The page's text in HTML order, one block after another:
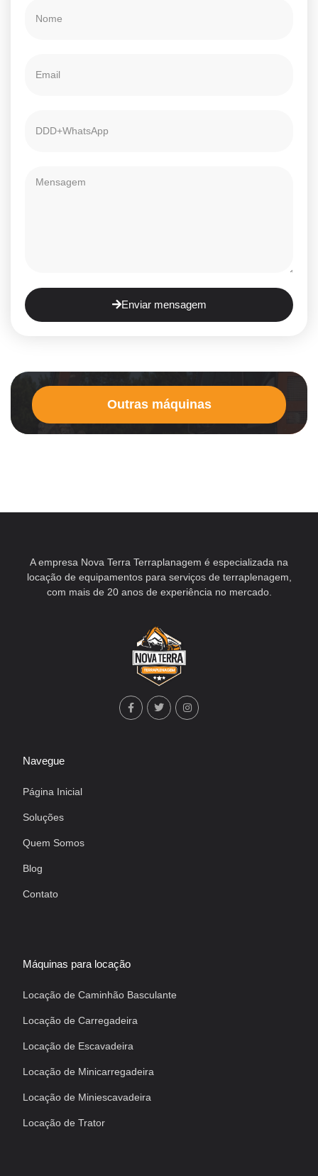
Enviar mensagem
Outras máquinas
A empresa Nova Terra Terraplanagem é especializada na
locação de equipamentos para serviços de terraplenagem,
com mais de 20 anos de experiência no mercado.
Navegue
Página Inicial
Soluções
Quem Somos
Blog
Contato
Máquinas para locação
Locação de Caminhão Basculante
Locação de Carregadeira
Locação de Escavadeira
Locação de Minicarregadeira
Locação de Miniescavadeira
Locação de Trator